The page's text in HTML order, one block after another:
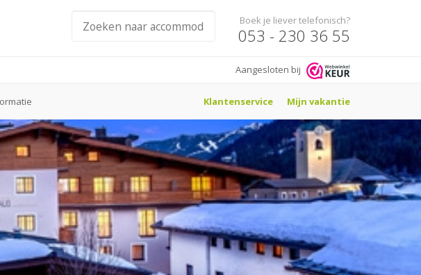
Boek je liever telefonisch?
053 - 230 36 55
Aangesloten bij
Klantenservice Mijn vakantie